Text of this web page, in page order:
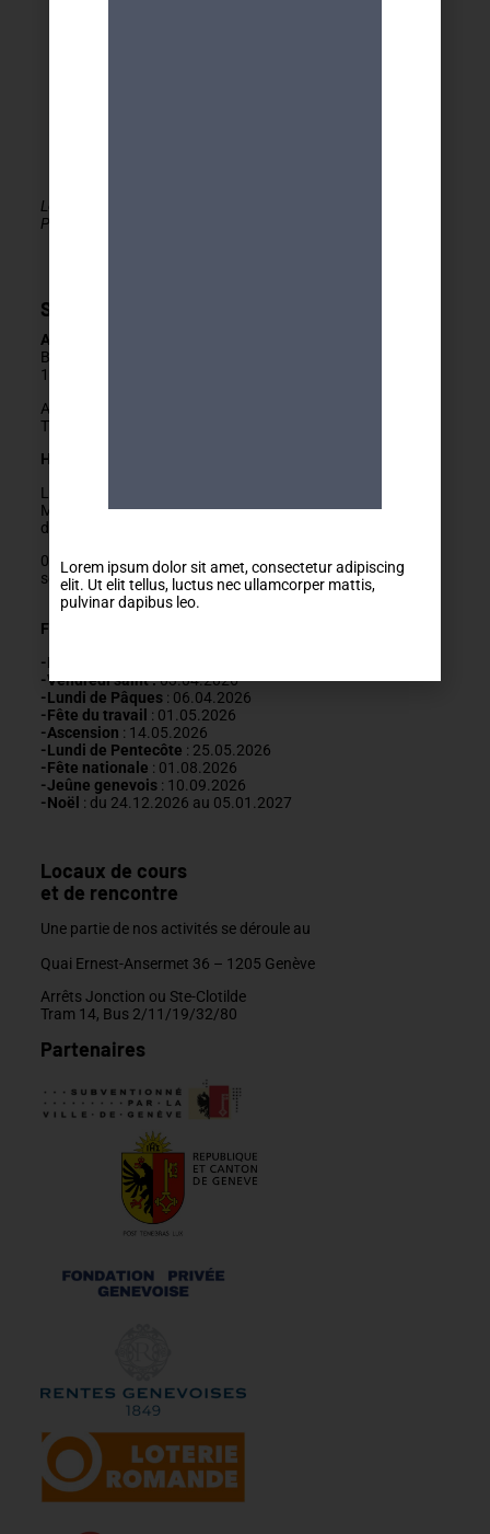
Le MDA Genève - Activités 50+ est membre de la
PLATEFORME du réseau seniors Genève
Secrétariat
Adresse
Boulevard Carl-Vogt 2
1205 Genève
Arrêts Jonction ou Ste-Clotilde
Tram 14, Bus 2/11/19/32/80
Horaires
Lundis fermés
Mardis au vendredis
de
022 329 83 84
secretariat@mda-geneve.ch
Fermetures annuelles :
-Nouvel An
-Vendredi saint :03.04.2026
-Lundi de Pâques: 06.04.2026
-Fête du travail : 01 .05.2026
-Ascension : 14.05.2026
-Lundi de Pentecôte : 25.05.2026
-Fête nationale : 01.08.2026
-Jeûne genevois: 10.09.2026
-Noël : du 24.12.2026 au 05.01.2027
Locaux de cours
et de rencontre
Une partie de nos activités se déroule au
Quai Ernest-Ansermet 36 – 1205 Genève
Arrêts Jonction ou Ste-Clotilde
Tram 14, Bus 2/11/19/32/80
Partenaires
Lorem ipsum dolor sit amet, consectetur adipiscing
elit. Ut elit tellus, luctus nec ullamcorper mattis,
pulvinar dapibus leo.